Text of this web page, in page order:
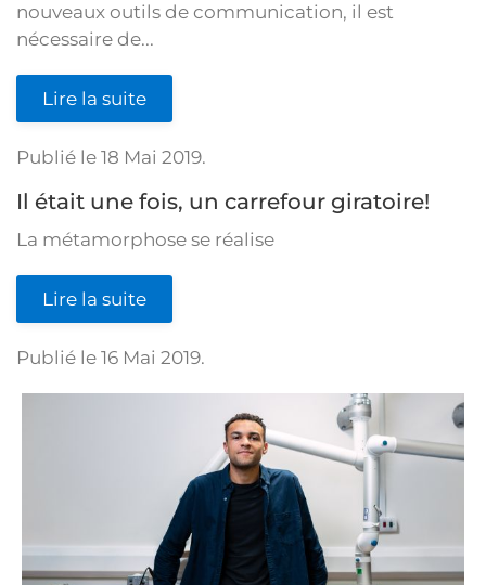
nouveaux outils de communication, il est
nécessaire de...
Lire la suite
Publié le 18 Mai 2019.
Il était une fois, un carrefour giratoire!
La métamorphose se réalise
Lire la suite
Publié le 16 Mai 2019.